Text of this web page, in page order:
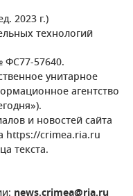
2023 г.)
технологий
ФС77-57640.
унитарное
агентство
и новостей сайта
https://crimea.ria.ru
текста.